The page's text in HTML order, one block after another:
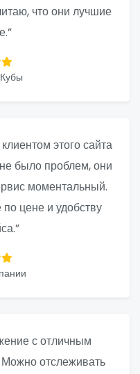
что они лучшие
этого сайта
было проблем, они
моментальный.
цене и удобству
с отличным
отслеживать